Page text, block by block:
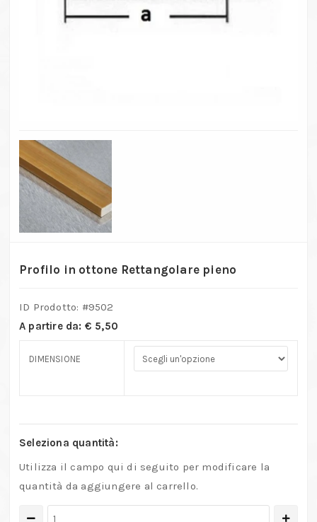
Profilo in ottone Rettangolare pieno
ID Prodotto: #9502
A partire da: € 5,50
DIMENSIONE
Seleziona quantità:
Utilizza il campo qui di seguito per modificare la
quantità da aggiungere al carrello.